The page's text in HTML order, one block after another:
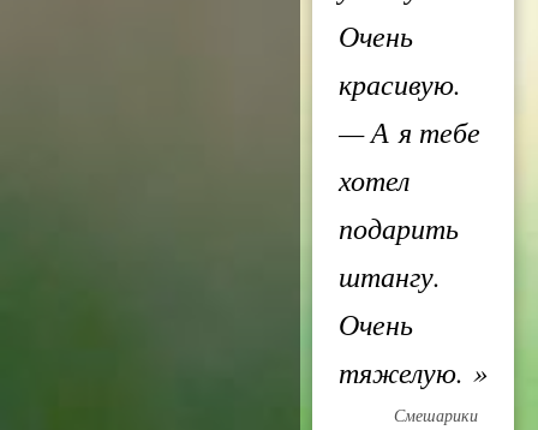
Очень
красивую.
— А я тебе
хотел
подарить
штангу.
Очень
тяжелую. »
Смешарики